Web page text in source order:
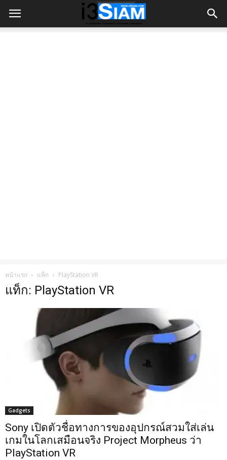
หน้าแรก แท็ก PlayStation VR
แท็ก: PlayStation VR
Gadgets
Sony เปิดตัวชื่อทางการของอุปกรณ์สวมใส่เล่น
เกมในโลกเสมือนจริง Project Morpheus ว่า
PlayStation VR